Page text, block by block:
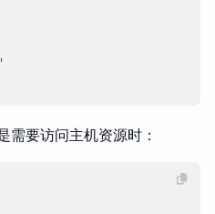
需要访问主机资源时：